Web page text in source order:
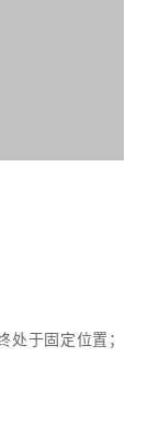
处于固定位置；